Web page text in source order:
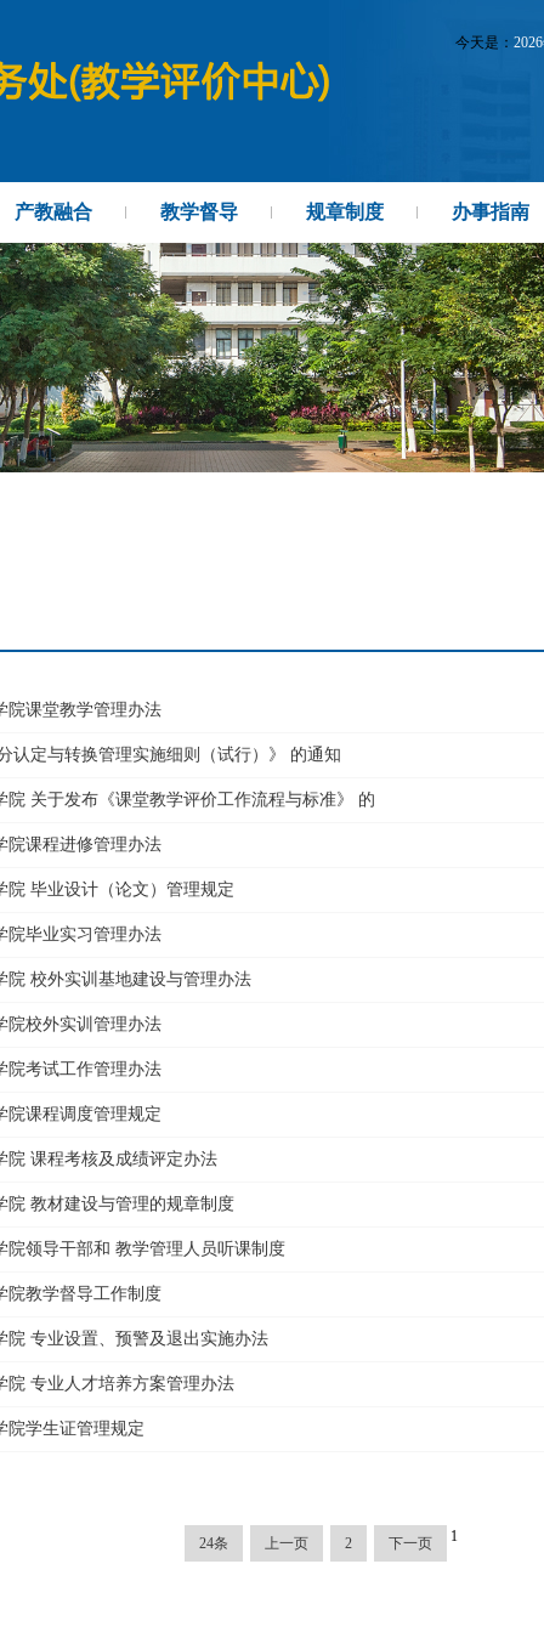
今天是：
产教融合 教学督导 规章制度 办事指南
院课堂教学管理办法
认定与转换管理实施细则（试行）》 的通知
院 关于发布《课堂教学评价工作流程与标准》 的
院课程进修管理办法
院 毕业设计（论文）管理规定
院毕业实习管理办法
院 校外实训基地建设与管理办法
院校外实训管理办法
院考试工作管理办法
院课程调度管理规定
院 课程考核及成绩评定办法
院 教材建设与管理的规章制度
院领导干部和 教学管理人员听课制度
院教学督导工作制度
院 专业设置、预警及退出实施办法
院 专业人才培养方案管理办法
院学生证管理规定
24条 上一页 1
2 下一页